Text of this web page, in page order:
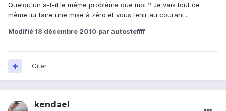
Quelqu'un a-t-il le même problème que moi ? Je vais tout de
même lui faire une mise à zéro et vous tenir au courant...
Modifié 18 décembre 2010 par autosteffff
Citer
kendael